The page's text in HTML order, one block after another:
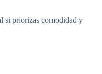
si priorizas comodidad y